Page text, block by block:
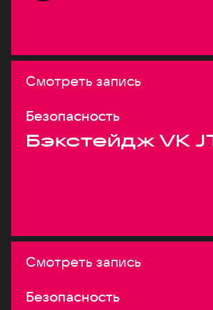
Смотреть запись
Безопасность
Бэкстейдж VK
Смотреть запись
Безопасность